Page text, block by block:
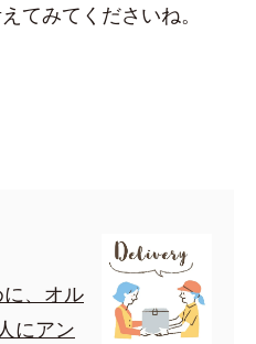
てみてくださいね。
に、オル
にアン